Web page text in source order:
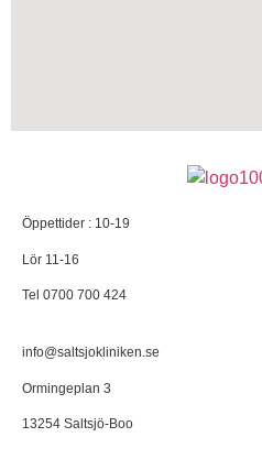
Öppettider : 10-19
Lör 11-16
Tel 0700 700 424
info@saltsjokliniken.se
Ormingeplan 3
13254 Saltsjö-Boo